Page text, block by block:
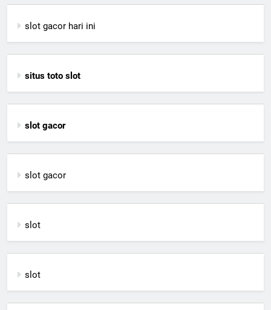
slot gacor hari ini
situs toto slot
slot gacor
slot gacor
slot
slot